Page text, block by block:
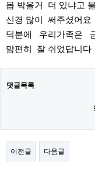
몹 박을거 더 있냐고
신경 많이 써주셨어요
덕분에 우리가족은
맘편히 잘 쉬었답니다
댓글목록
이전글 다음글